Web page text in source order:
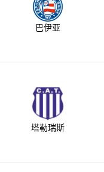
巴伊亚
塔勒瑞斯